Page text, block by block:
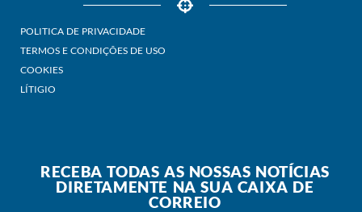
POLITICA DE PRIVACIDADE
TERMOS E CONDIÇÕES DE USO
COOKIES
LÍTIGIO
RECEBA TODAS AS NOSSAS NOTÍCIAS
DIRETAMENTE NA SUA CAIXA DE
CORREIO